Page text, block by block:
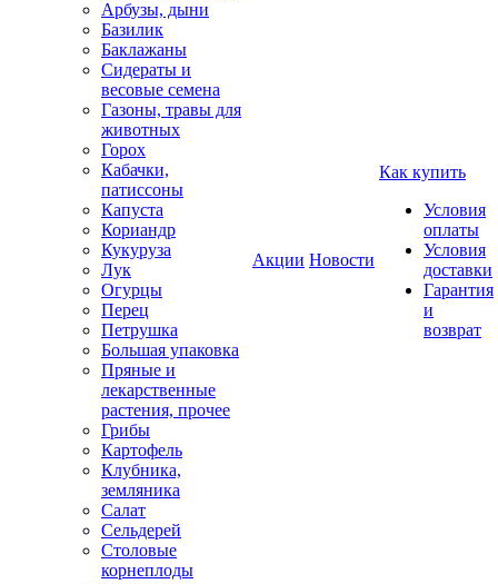
Арбузы, дыни
Базилик
Баклажаны
Сидераты и
весовые семена
Газоны, травы для
животных
Горох
Кабачки,
патиссоны
Капуста
Кориандр
Кукуруза
Лук
Огурцы
Перец
Петрушка
Большая упаковка
Пряные и
лекарственные
растения, прочее
Грибы
Картофель
Клубника,
земляника
Салат
Сельдерей
Столовые
корнеплоды
Акции Новости
Как купить
Условия
оплаты
Условия
доставки
Гарантия
и
возврат